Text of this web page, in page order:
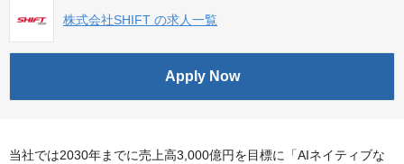
株式会社SHIFT の求人一覧
Apply Now
当社では2030年までに売上高3,000億円を目標に「AIネイティブな